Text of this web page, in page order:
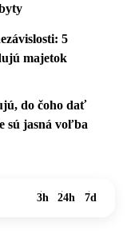
5
majetok
do čoho dať
sú jasná voľba
3h 24h 7d